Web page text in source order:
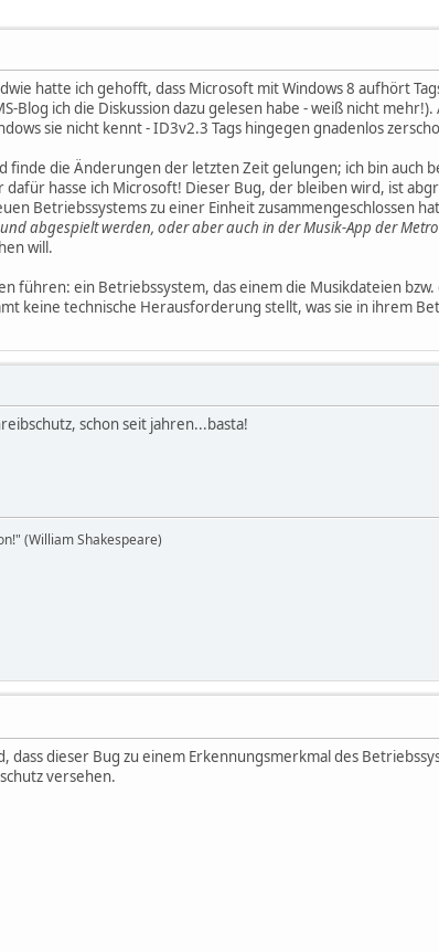
hatte ich gehofft, dass Microsoft mit Windows 8 aufhört
Blog ich die Diskussion dazu gelesen habe - weiß nicht
sie nicht kennt - ID3v2.3 Tags hingegen gnadenlos
finde die Änderungen der letzten Zeit gelungen; ich bin
dafür hasse ich Microsoft! Dieser Bug, der bleiben wird, ist
Betriebssystems zu einer Einheit zusammengeschlossen hat
abgespielt werden, oder aber auch in der Musik-App der
will.
führen: ein Betriebssystem, das einem die Musikdateien
keine technische Herausforderung stellt, was sie in ihrem
schon seit jahren...basta!
(William Shakespeare)
dass dieser Bug zu einem Erkennungsmerkmal des
versehen.